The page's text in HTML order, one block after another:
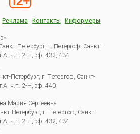
Реклама Контакты Информеры
Петербург, г. Петергоф, Санкт-
ч.п. 2-Н, оф. 432, 434
Петербург, г. Петергоф, Санкт-
ч.п. 2-Н, оф. 440
Мария Сергеевна
Петербург, г. Петергоф, Санкт-
ч.п. 2-Н, оф. 432, 434